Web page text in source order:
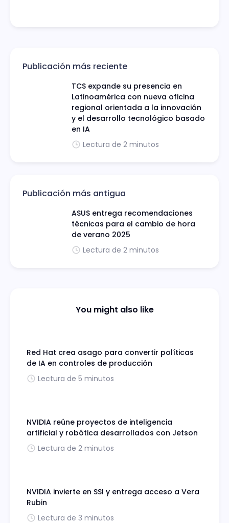
Publicación más reciente
TCS expande su presencia en
Latinoamérica con nueva oficina
regional orientada a la innovación
y el desarrollo tecnológico basado
en IA
Lectura de 2 minutos
Publicación más antigua
ASUS entrega recomendaciones
técnicas para el cambio de hora
de verano 2025
Lectura de 2 minutos
You might also like
Red Hat crea asago para convertir políticas
de IA en controles de producción
Lectura de 5 minutos
NVIDIA reúne proyectos de inteligencia
artificial y robótica desarrollados con Jetson
Lectura de 2 minutos
NVIDIA invierte en SSI y entrega acceso a Vera
Rubin
Lectura de 3 minutos